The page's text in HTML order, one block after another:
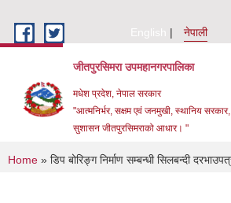
English
नेपाली
जीतपुरसिमरा उपमहानगरपालिका
मधेश प्रदेश, नेपाल सरकार
"आत्मनिर्भर, सक्षम एवं जनमुखी, स्थानिय सरकार,
सुशासन जीतपुरसिमराको आधार। "
You are here
Home » डिप बोरिङ्ग निर्माण सम्बन्धी सिलबन्दी